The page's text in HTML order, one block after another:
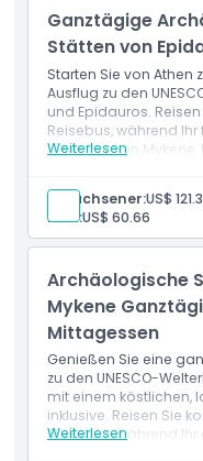
Richtlinie für Kinder
Dinge, die Sie
Ort
Ganztägige
Stätten von
Starten Sie von
Ausflug zu den
und Epidauros.
Reisebus, während
Löwentor von
reizvollen Fahrt
aus dem 4.
Akustik berühmt ist,
Heiligtum. Perfekt für
griechischen Erbes
Weiterlesen
Erwachsener:US$
Kind:US$ 60.66
Archäologische
Mykene
Mittagessen
Genießen Sie eine
zu den UNESCO-
mit einem köstlichen,
inklusive. Reisen Sie
Reisebus, während
Weiterlesen